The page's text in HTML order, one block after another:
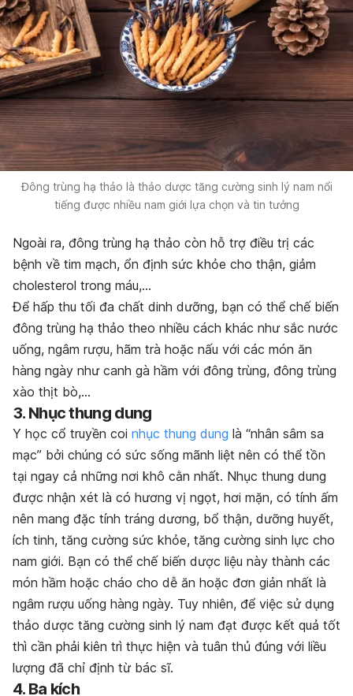
Đông trùng hạ thảo là thảo dược tăng cường sinh lý nam nổi
tiếng được nhiều nam giới lựa chọn và tin tưởng
Ngoài ra, đông trùng hạ thảo còn hỗ trợ điều trị các
bệnh về tim mạch, ổn định sức khỏe cho thận, giảm
cholesterol trong máu,…
Để hấp thu tối đa chất dinh dưỡng, bạn có thể chế biến
đông trùng hạ thảo theo nhiều cách khác như sắc nước
uống, ngâm rượu, hãm trà hoặc nấu với các món ăn
hàng ngày như canh gà hầm với đông trùng, đông trùng
xào thịt bò,…
3. Nhục thung dung
Y học cổ truyền coi nhục thung dung là “nhân sâm sa
mạc” bởi chúng có sức sống mãnh liệt nên có thể tồn
tại ngay cả những nơi khô cằn nhất. Nhục thung dung
được nhận xét là có hương vị ngọt, hơi mặn, có tính ấm
nên mang đặc tính tráng dương, bổ thận, dưỡng huyết,
ích tinh, tăng cường sức khỏe, tăng cường sinh lực cho
nam giới. Bạn có thể chế biến dược liệu này thành các
món hầm hoặc cháo cho dễ ăn hoặc đơn giản nhất là
ngâm rượu uống hàng ngày. Tuy nhiên, để việc sử dụng
thảo dược tăng cường sinh lý nam đạt được kết quả tốt
thì cần phải kiên trì thực hiện và tuân thủ đúng với liều
lượng đã chỉ định từ bác sĩ.
4. Ba kích